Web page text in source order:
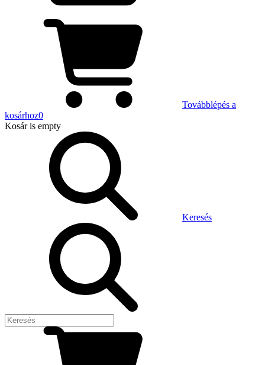
Továbblépés a
kosárhoz0
Kosáris empty
Keresés